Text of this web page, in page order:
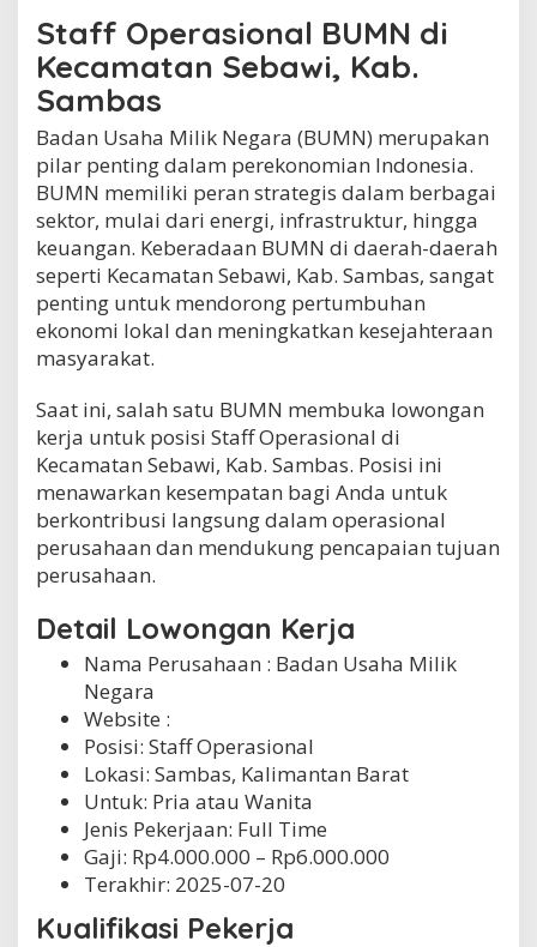
,
a
S
a
m
b
a
s
Staff Operasional BUMN di
Kecamatan Sebawi, Kab.
Sambas
Badan Usaha Milik Negara (BUMN) merupakan
pilar penting dalam perekonomian Indonesia.
BUMN memiliki peran strategis dalam berbagai
sektor, mulai dari energi, infrastruktur, hingga
keuangan. Keberadaan BUMN di daerah-daerah
seperti Kecamatan Sebawi, Kab. Sambas, sangat
penting untuk mendorong pertumbuhan
ekonomi lokal dan meningkatkan kesejahteraan
masyarakat.
Saat ini, salah satu BUMN membuka lowongan
kerja untuk posisi Staff Operasional di
Kecamatan Sebawi, Kab. Sambas. Posisi ini
menawarkan kesempatan bagi Anda untuk
berkontribusi langsung dalam operasional
perusahaan dan mendukung pencapaian tujuan
perusahaan.
Detail Lowongan Kerja
Nama Perusahaan : Badan Usaha Milik
Negara
Website :
Posisi: Staff Operasional
Lokasi: Sambas, Kalimantan Barat
Untuk: Pria atau Wanita
Jenis Pekerjaan: Full Time
Gaji: Rp4.000.000 – Rp6.000.000
Terakhir: 2025-07-20
Kualifikasi Pekerja